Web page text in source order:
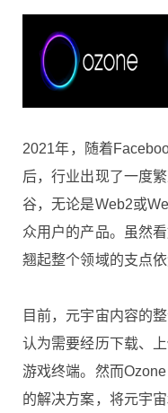
2021年，随着
后，行业出现了一度
谷，无论是Web2或
众用户的产品。虽然
翘起整个领域的支点依
目前，元宇宙内容的
认为需要经历下载、
游戏终端。然而
的解决方案，将元宇